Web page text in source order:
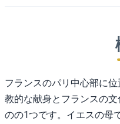
フランスのパリ中心部に
教的な献身とフランスの
のの1つです。イエスの母